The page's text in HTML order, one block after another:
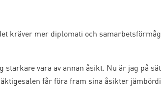
kräver mer diplomati och
starkare vara av annan åsikt. Nu är jag på
får föra fram sina åsikter